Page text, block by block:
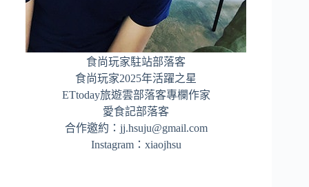
食尚玩家駐站部落客
食尚玩家2025年活躍之星
ETtoday旅遊雲部落客專欄作家
愛食記部落客
合作邀約： jj.hsuju@gmail.com
Instagram： xiaojhsu